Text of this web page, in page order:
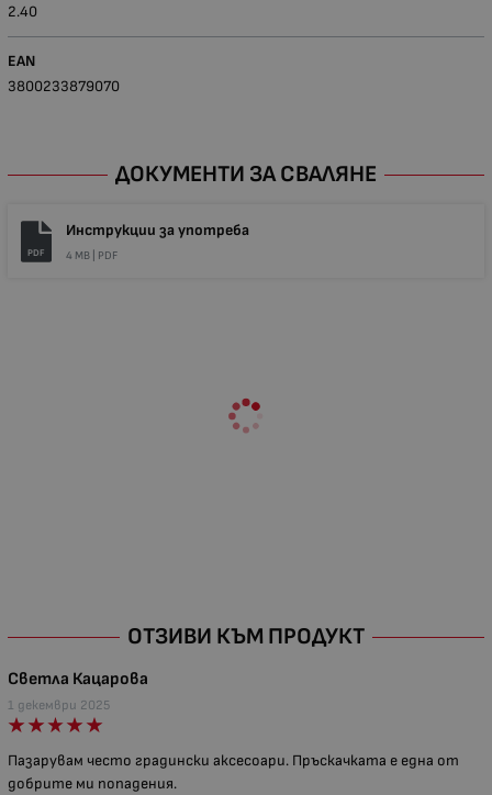
2.40
EAN
3800233879070
ДОКУМЕНТИ ЗА СВАЛЯНЕ
PDF
Инструкции за употреба
4 MB | PDF
ОТЗИВИ КЪМ ПРОДУКТ
Светла Кацарова
1 декември 2025
Пазарувам често градински аксесоари. Пръскачката е една от
добрите ми попадения.